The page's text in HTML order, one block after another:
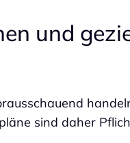
und
sind daher